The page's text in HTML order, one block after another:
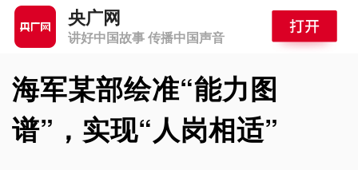
央广网
讲好中国故事 传播中国声音
海军某部绘准“能力图
谱”，实现“人岗相适”